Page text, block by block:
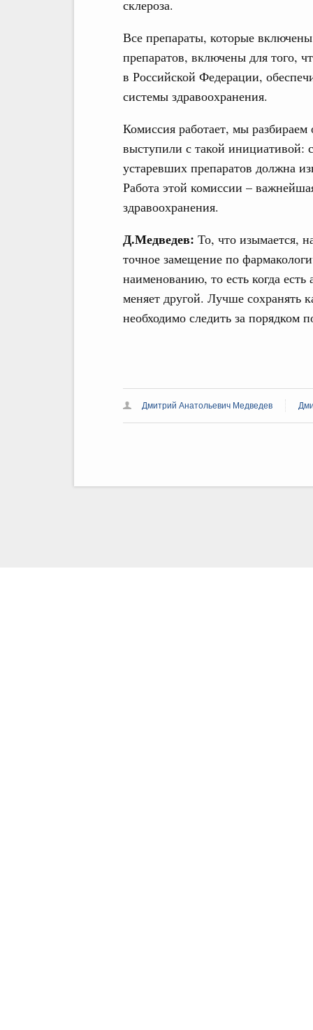
склероза.
Все препараты, которые
препаратов, включены для того,
в Российской Федерации,
системы здравоохранения.
Комиссия работает, мы
выступили с такой инициативой:
устаревших препаратов должна
Работа этой комиссии –
здравоохранения.
Д.Медведев: То, что изымается,
точное замещение по
наименованию, то есть когда
меняет другой. Лучше сохранять
необходимо следить за порядком
Дмитрий Анатольевич Медведев